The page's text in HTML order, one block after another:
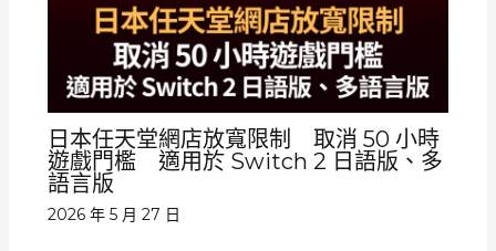
日本任天堂網店放寬限制 取消 50 小時
遊戲門檻 適用於 Switch 2 日語版、多
語言版
2026 年 5 月 27 日